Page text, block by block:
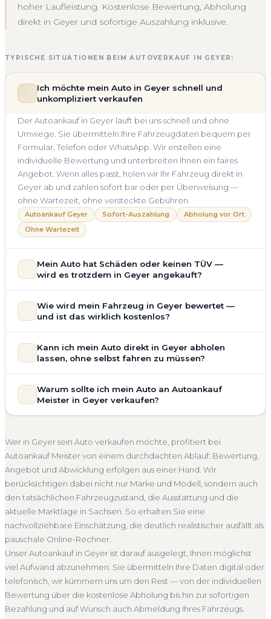
hoher Laufleistung. Kostenlose Bewertung, Abholung
direkt in Geyer und sofortige Auszahlung inklusive.
TYPISCHE SITUATIONEN BEIM AUTOVERKAUF IN GEYER:
Ich möchte mein Auto in Geyer schnell und
unkompliziert verkaufen
Der Autoankauf in Geyer läuft bei uns schnell und ohne
Umwege. Sie übermitteln Ihre Fahrzeugdaten bequem per
Formular, Telefon oder WhatsApp. Wir erstellen eine
individuelle Bewertung und unterbreiten Ihnen ein faires
Angebot. Wenn alles passt, holen wir Ihr Fahrzeug direkt in
Geyer ab und zahlen sofort bar oder per Überweisung —
ohne Wartezeit, ohne versteckte Gebühren.
Autoankauf Geyer Sofort-Auszahlung
Abholung vor Ort
Ohne Wartezeit
Mein Auto hat Schäden oder keinen TÜV —
wird es trotzdem in Geyer angekauft?
Motorschaden, Getriebeschaden, abgelaufenem TÜV oder
allgemeinem Reparaturbedarf direkt in Geyer an. Der
Bewertung ein. Anders als Online-Rechner berücksichtigen
wir den realen Zustand und die aktuelle Nachfrage für eine
Unfallwagen Geyer Motorschaden
Ohne TÜV
Getriebeschaden
Faire Bewertung
Wie wird mein Fahrzeug in Geyer bewertet —
und ist das wirklich kostenlos?
vollständig kostenlos und unverbindlich. Wir prüfen Marke,
Modell, Baujahr, Kilometerstand, Ausstattung, Pflegezustand
Schätzung, sondern eine fundierte Einschätzung, die nah am
tatsächlichen Verkaufspreis liegt — speziell für den Markt in
Sachsen.
Seriöse Einschätzung
Kann ich mein Auto direkt in Geyer abholen
lassen, ohne selbst fahren zu müssen?
umfasst die kostenlose Abholung direkt an Ihrer Adresse —
egal ob zu Hause, am Arbeitsplatz oder an einem Treffpunkt
direkt bei Übergabe, auf Wunsch übernehmen wir auch die
Abmeldung.
Abholung Geyer Nicht fahrbereit
Barzahlung
Abmeldung inklusive
Warum sollte ich mein Auto an Autoankauf
Meister in Geyer verkaufen?
deutschlandweit an — auch in Geyer und ganz Sachsen. Sie
erhalten eine kostenlose Bewertung, ein verbindliches
Angebot und auf Wunsch den kompletten Service von der
Abholung bis zur Abmeldung. Über 4.800 zufriedene
Kunden sprechen für sich.
Seit 2010 4.800+ Ankäufe Komplettservice
Wer in Geyer sein Auto verkaufen möchte, profitiert bei
Autoankauf Meister von einem durchdachten Ablauf: Bewertung,
Angebot und Abwicklung erfolgen aus einer Hand. Wir
berücksichtigen dabei nicht nur Marke und Modell, sondern auch
den tatsächlichen Fahrzeugzustand, die Ausstattung und die
aktuelle Marktlage in Sachsen. So erhalten Sie eine
nachvollziehbare Einschätzung, die deutlich realistischer ausfällt als
pauschale Online-Rechner.
Unser Autoankauf in Geyer ist darauf ausgelegt, Ihnen möglichst
viel Aufwand abzunehmen. Sie übermitteln Ihre Daten digital oder
telefonisch, wir kümmern uns um den Rest — von der individuellen
Bewertung über die kostenlose Abholung bis hin zur sofortigen
Bezahlung und auf Wunsch auch Abmeldung Ihres Fahrzeugs.